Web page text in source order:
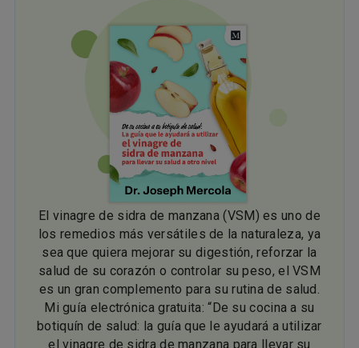
El vinagre de sidra de manzana (VSM) es uno de
los remedios más versátiles de la naturaleza, ya
sea que quiera mejorar su digestión, reforzar la
salud de su corazón o controlar su peso, el VSM
es un gran complemento para su rutina de salud.
Mi guía electrónica gratuita: “De su cocina a su
botiquín de salud: la guía que le ayudará a utilizar
el vinagre de sidra de manzana para llevar su